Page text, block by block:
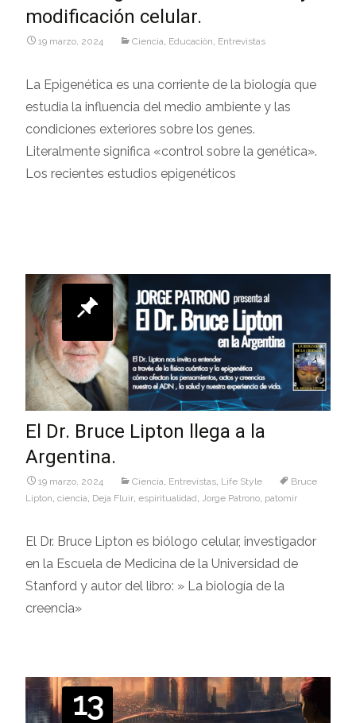
modificación celular.
19 marzo, 2024 Ciencia, Educaciòn, Entrevistas
La Epigenética es una corriente de la biología que
estudia la influencia del medio ambiente y las
condiciones exteriores sobre los genes.
Literalmente significa «control sobre la genética».
Los recientes estudios epigenéticos
El Dr. Bruce Lipton llega a la
Argentina.
19 marzo, 2024 Ciencia Entrevistas Life Style
Bruce
Lipton ciencia Deja Fluir espiritualidad Jorge Patrono patomir
El Dr. Bruce Lipton es biólogo celular, investigador
en la Escuela de Medicina de la Universidad de
Stanford y autor del libro: » La biología de la
creencia»
13